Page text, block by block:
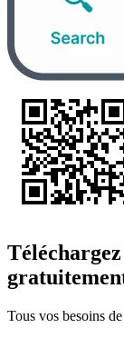
Tous vos besoins